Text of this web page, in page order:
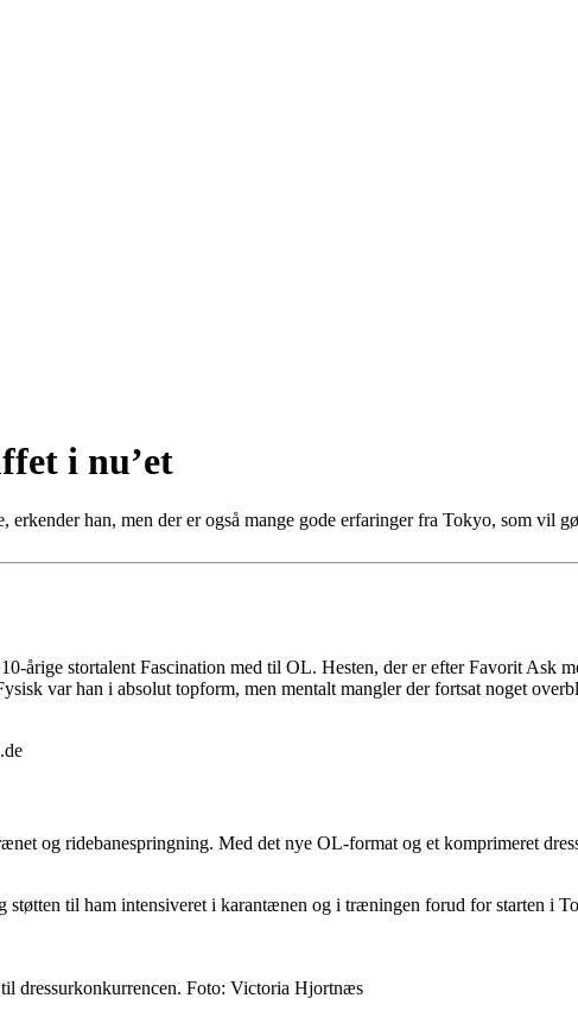
i nu’et
han, men der er også mange gode erfaringer fra Tokyo, som vil
årige stortalent Fascination med til OL. Hesten, der er efter Favorit Ask
var han i absolut topform, men mentalt mangler der fortsat noget
og ridebanespringning. Med det nye OL-format og et komprimeret
støtten til ham intensiveret i karantænen og i træningen forud for starten i
dressurkonkurrencen. Foto: Victoria Hjortnæs